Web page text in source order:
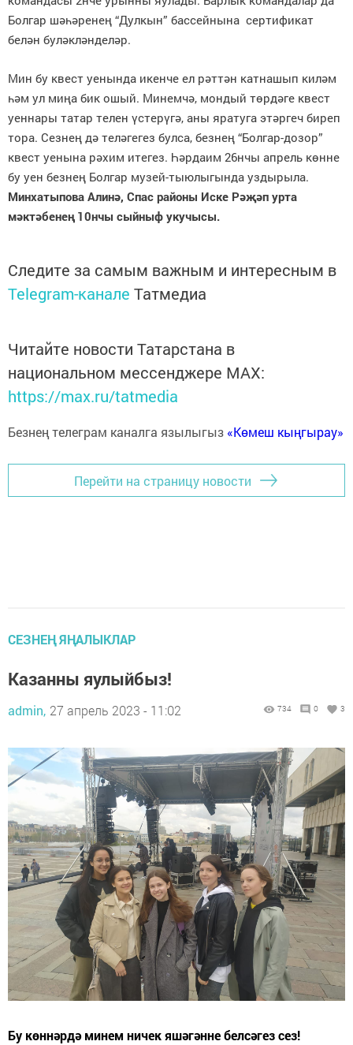
Болгар шәһәренең “Дулкын” бассейнына сертификат
белән буләкләнделәр.
Мин бу квест уенында икенче ел рәттән катнашып киләм
һәм ул миңа бик ошый. Минемчә, мондый төрдәге квест
уеннары татар телен үстерүгә, аны яратуга этәргеч биреп
тора. Сезнең дә теләгегез булса, безнең “Болгар-дозор”
квест уенына рәхим итегез. Һәрдаим 26нчы апрель көнне
бу уен безнең Болгар музей-тыюлыгында уздырыла.
Минхатыпова Алинә, Спас районы Иске Рәҗәп урта
мәктәбенең 10нчы сыйныф укучысы.
Следите за самым важным и интересным в
Telegram-канале Татмедиа
Читайте новости Татарстана в
национальном мессенджере MАХ:
https://max.ru/tatmedia
Безнең телеграм каналга язылыгыз «Көмеш кыңгырау»
Перейти на страницу новости
СЕЗНЕҢ ЯҢАЛЫКЛАР
Казанны яулыйбыз!
admin, 27 апрель 2023 - 11:02 734 0 3
Бу көннәрдә минем ничек яшәгәнне белсәгез сез!